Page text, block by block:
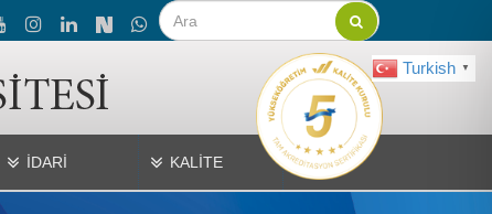
Turkish ▼
İDARİ KALİTE